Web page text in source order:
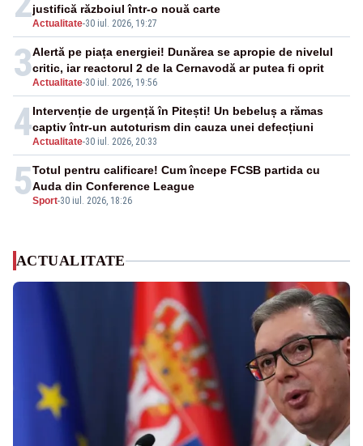
Actualitate-30 iul. 2026, 19:27
justifică războiul într-o nouă carte
3Actualitate-30 iul. 2026, 19:56
Alertă pe piața energiei! Dunărea se apropie de nivelul
critic, iar reactorul 2 de la Cernavodă ar putea fi oprit
4Actualitate-30 iul. 2026, 20:33
Intervenție de urgență în Pitești! Un bebeluș a rămas
captiv într-un autoturism din cauza unei defecțiuni
5Sport-30 iul. 2026, 18:26
Totul pentru calificare! Cum începe FCSB partida cu
Auda din Conference League
ACTUALITATE